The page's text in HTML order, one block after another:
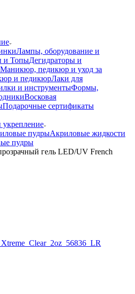
Лампы, оборудование и
и ТопыДегидраторы и
Маникюр, педикюр и уход за
и педикюрЛаки для
и инструментыФормы,
Восковая
Подарочные сертификаты
укрепление
пудрыАкриловые жидкости
пудры
гель LED/UV French